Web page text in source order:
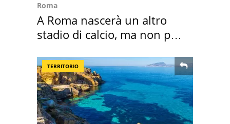
Roma
A Roma nascerà un altro
stadio di calcio, ma non per
TERRITORIO